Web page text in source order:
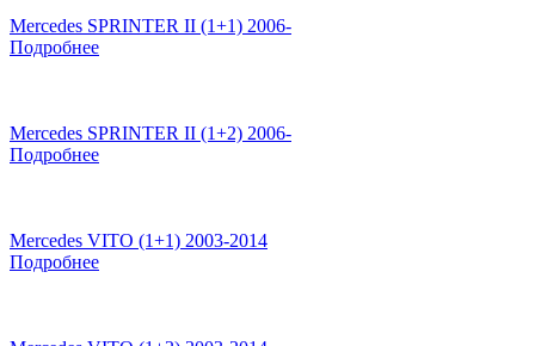
Mercedes SPRINTER II (1+1) 2006-
Подробнее
Mercedes SPRINTER II (1+2) 2006-
Подробнее
Mercedes VITO (1+1) 2003-2014
Подробнее